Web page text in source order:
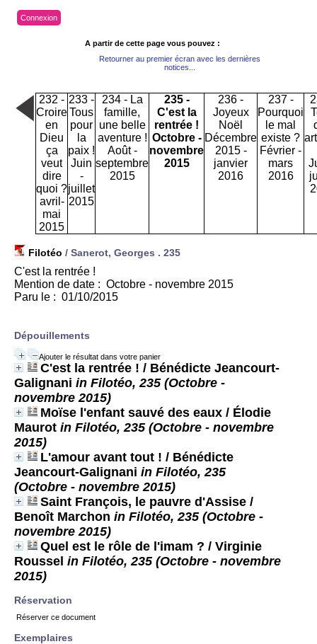
Connexion
A partir de cette page vous pouvez :
Retourner au premier écran avec les dernières
notices...
232 -
Croire
en
Dieu
ça
veut
dire
quoi ?
avril-
mai
2015
233 -
Tous
pour
la
paix !
Juin
-
juillet
2015
234 - La
famille,
une belle
aventure !
Août -
septembre
2015
235 -
C'est la
rentrée !
Octobre -
novembre
2015
236 -
Joyeux
Noël
Décembre
2015 -
janvier
2016
237 -
Pourquoi
le mal
existe ?
Février -
mars
2016
Filotéo / Sanerot, Georges . 235
C'est la rentrée !
Mention de date : Octobre - novembre 2015
Paru le : 01/10/2015
Dépouillements
Ajouter le résultat dans votre panier
C'est la rentrée ! / Bénédicte Jeancourt-
Galignani in Filotéo, 235 (Octobre -
novembre 2015)
Moïse l'enfant sauvé des eaux / Élodie
Maurot in Filotéo, 235 (Octobre - novembre
2015)
L'amour avant tout ! / Bénédicte
Jeancourt-Galignani in Filotéo, 235
(Octobre - novembre 2015)
Saint François, le pauvre d'Assise /
Benoît Marchon in Filotéo, 235 (Octobre -
novembre 2015)
Quel est le rôle de l'imam ? / Virginie
Roussel in Filotéo, 235 (Octobre - novembre
2015)
Réservation
Réserver ce document
Exemplaires